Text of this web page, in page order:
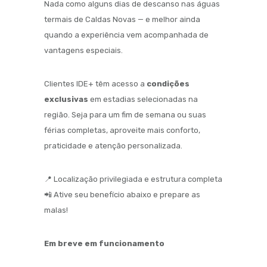
Nada como alguns dias de descanso nas águas
termais de Caldas Novas — e melhor ainda
quando a experiência vem acompanhada de
vantagens especiais.
Clientes IDE+ têm acesso a condições
exclusivas em estadias selecionadas na
região. Seja para um fim de semana ou suas
férias completas, aproveite mais conforto,
praticidade e atenção personalizada.
📍 Localização privilegiada e estrutura completa
📲 Ative seu benefício abaixo e prepare as
malas!
Em breve em funcionamento